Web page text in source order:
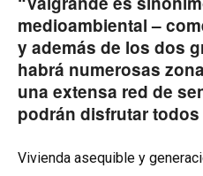
medioambiental –
y además de los dos
habrá numerosas
una extensa red de
podrán disfrutar
Vivienda asequible y